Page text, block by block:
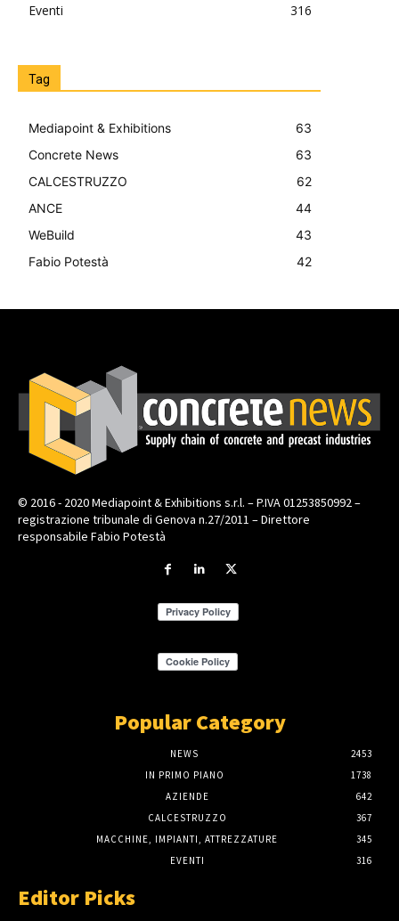
Eventi
316
Tag
Mediapoint & Exhibitions
63
Concrete News
63
CALCESTRUZZO
62
ANCE
44
WeBuild
43
Fabio Potestà
42
© 2016 - 2020 Mediapoint & Exhibitions s.r.l. – P.IVA 01253850992 –
registrazione tribunale di Genova n.27/2011 – Direttore
responsabile Fabio Potestà
Popular Category
NEWS
2453
IN PRIMO PIANO
1738
AZIENDE
642
CALCESTRUZZO
367
MACCHINE, IMPIANTI, ATTREZZATURE
345
EVENTI
316
Editor Picks